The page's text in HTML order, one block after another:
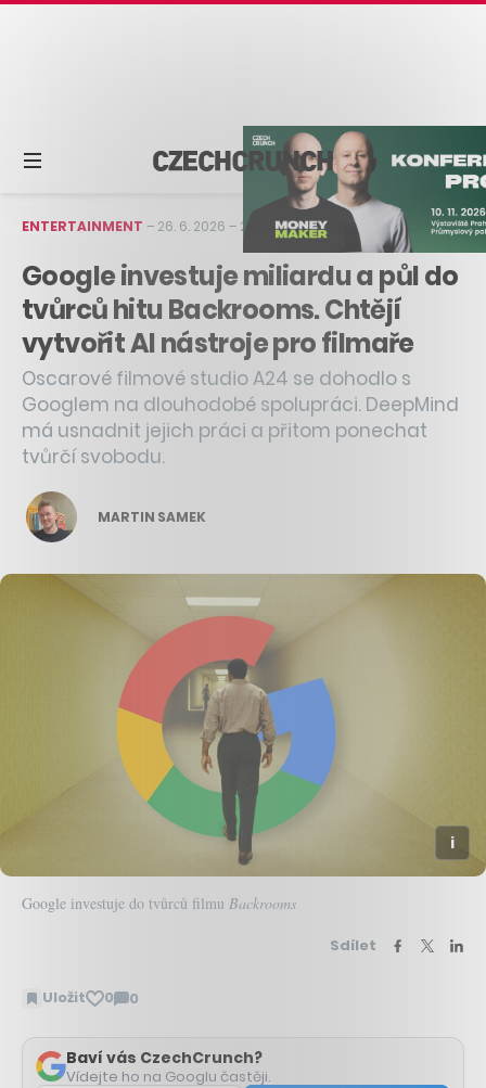
ENTERTAINMENT – 26. 6. 2026 – 2 min čtení
Google investuje miliardu a půl do
tvůrců hitu Backrooms. Chtějí
vytvořit AI nástroje pro filmaře
Oscarové filmové studio A24 se dohodlo s
Googlem na dlouhodobé spolupráci. DeepMind
má usnadnit jejich práci a přitom ponechat
tvůrčí svobodu.
MARTIN SAMEK
Google investuje do tvůrců filmu Backrooms
Sdílet
Uložit 0 0
Zobrazit
Baví vás CzechCrunch?
Vídejte ho na Googlu častěji.